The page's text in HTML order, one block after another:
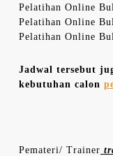
Pelatihan Online
Pelatihan Online
Pelatihan Online
Jadwal tersebut
kebutuhan calon
Pemateri/ Trainer